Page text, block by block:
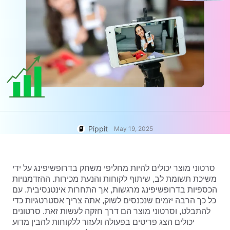
Edit Now
AI Product Images
Effortlessly generate professional
User Account
Assets Management
Publishing and Analytics
Product Images
One-click Video Solution
Campaign
7 Promotional Poster Ideas
Business Tips
AI-Powered Product Posters
Top 5 Types of Business
Videos
AI-Generated Product
Poster Tips
TikTok Video Advertising Guide
How to Cut YouTube Video
Crop Videos for Instagram
Pippit May 19, 2025
סרטוני מוצר יכולים להיות מחליפי משחק בדרופשיפינג על ידי
משיכת תשומת לב, שיתוף לקוחות והנעת מכירות. ההזדמנויות
הכספיות בדרופשיפינג מרגשות, אך התחרות אינטנסיבית. עם
כל כך הרבה יזמים שנכנסים לשוק, אתה צריך אסטרטגיות כדי
להתבלט, וסרטוני מוצר הם דרך חזקה לעשות זאת. סרטונים
יכולים הצג פריטים בפעולה ולעזור ללקוחות להבין מדוע